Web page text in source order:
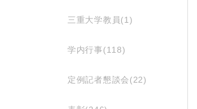
三重大学教員(1)
学内行事(118)
定例記者懇談会(22)